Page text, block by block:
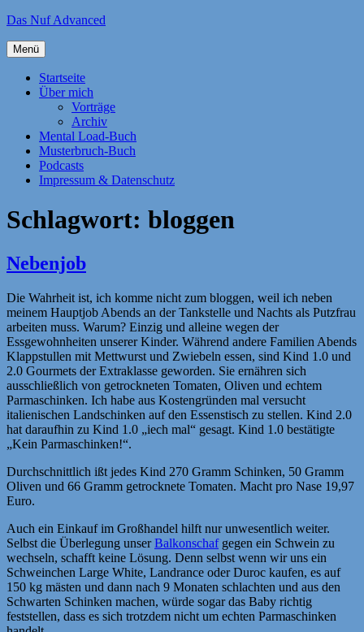
Zum
springen
Das Nuf Advanced
Menü
Startseite
Über mich
Vorträge
Archiv
Mental Load-Buch
Musterbruch-Buch
Podcasts
Impressum & Datenschutz
Schlagwort: bloggen
Nebenjob
Die Wahrheit ist, ich komme nicht zum bloggen, weil ich neben
meinem Hauptjob Abends an der Tankstelle und Nachts als Putzfrau
arbeiten muss. Warum? Einzig und alleine wegen der
Essgewohnheiten unserer Kinder. Während andere Familien Abends
Klappstullen mit Mettwurst und Zwiebeln essen, sind Kind 1.0 und
2.0 Gourmets der Extraklasse geworden. Sie ernähren sich
ausschließlich von getrockneten Tomaten, Oliven und echtem
Parmaschinken. Ich habe aus Kostengründen mal versucht
italienischen Landschinken auf den Essenstisch zu stellen. Kind 2.0
hat daraufhin zu Kind 1.0 „iech mal“ gesagt. Kind 1.0 bestätigte
„Kein Parmaschinken!“.
Durchschnittlich ißt jedes Kind 270 Gramm Schinken, 50 Gramm
Oliven und 66 Gramm getrocknete Tomaten. Macht pro Nase 19,97
Euro.
Auch ein Einkauf im Großhandel hilft nur unwesentlich weiter.
Selbst die Überlegung unserBalkonschafgegen ein Schwein zu
wechseln, schafft keine Lösung. Denn selbst wenn wir uns ein
Schweinchen Large White, Landrance oder Duroc kaufen, es auf
150 kg mästen und dann nach 9 Monaten schlachten und aus den
Schwarten Schinken machen, würde sogar das Baby richtig
feststellen, dass es sich trotzdem nicht um echten Parmaschinken